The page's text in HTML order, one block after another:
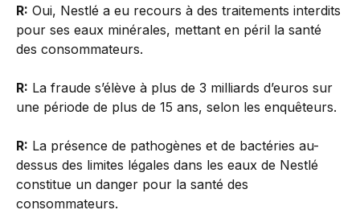
R: Oui, Nestlé a eu recours à des traitements interdits
pour ses eaux minérales, mettant en péril la santé
des consommateurs.
R: La fraude s’élève à plus de 3 milliards d’euros sur
une période de plus de 15 ans, selon les enquêteurs.
R: La présence de pathogènes et de bactéries au-
dessus des limites légales dans les eaux de Nestlé
constitue un danger pour la santé des
consommateurs.